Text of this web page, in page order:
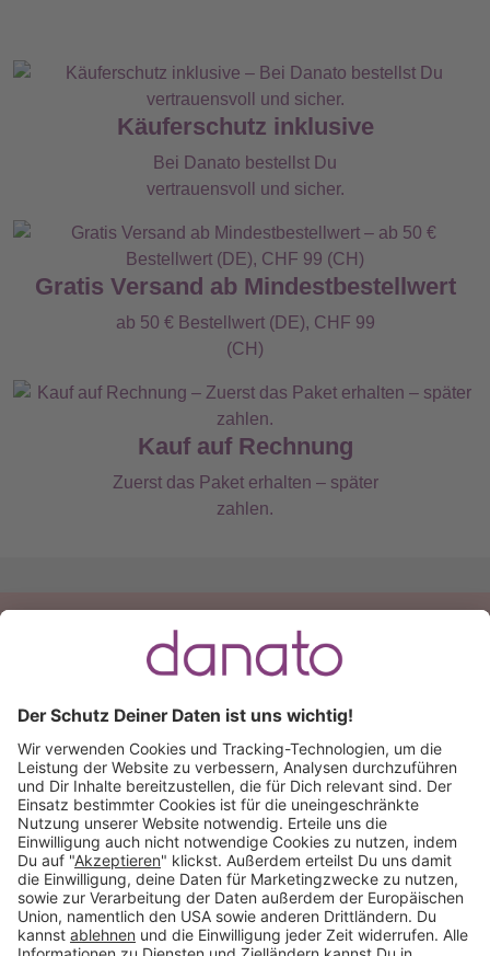
Käuferschutz inklusive
Bei Danato bestellst Du
vertrauensvoll und sicher.
Gratis Versand ab Mindestbestellwert
ab 50 € Bestellwert (DE), CHF 99
(CH)
Kauf auf Rechnung
Zuerst das Paket erhalten – später
zahlen.
Du hast eine Frage?
+49 (0) 511 51 56 0300
schreib uns eineE-Mail
Käuferschutz inklusive Kauf auf Rechnung
Mitglied im: